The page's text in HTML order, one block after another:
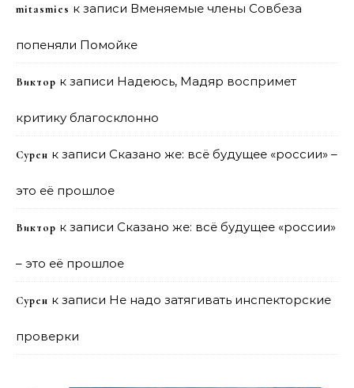
mitasmies к записи Вменяемые члены Совбеза
попеняли Помойке
Виктор к записи Надеюсь, Мадяр воспримет
критику благосклонно
Сурен к записи Сказано же: всё будущее «россии» –
это её прошлое
Виктор к записи Сказано же: всё будущее «россии»
– это её прошлое
Сурен к записи Не надо затягивать инспекторские
проверки